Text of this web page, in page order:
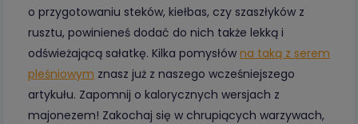
o przygotowaniu steków, kiełbas, czy szaszłyków z
rusztu, powinieneś dodać do nich także lekką i
odświeżającą sałatkę. Kilka pomysłów na taką z serem
pleśniowym znasz już z naszego wcześniejszego
artykułu. Zapomnij o kalorycznych wersjach z
majonezem! Zakochaj się w chrupiących warzywach,